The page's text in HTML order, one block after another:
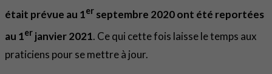
était prévue au 1er septembre 2020 ont été reportées
au 1er janvier 2021. Ce qui cette fois laisse le temps aux
praticiens pour se mettre à jour.